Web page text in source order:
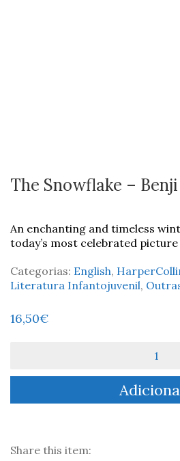
The Snowflake –
An enchanting and timeless
today’s most celebrated
Categorias: English,
Literatura Infantojuvenil,
16,50€
The
-
Share this item: